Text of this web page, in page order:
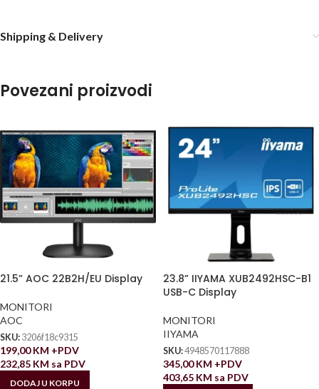
Shipping & Delivery
Povezani proizvodi
21.5” AOC 22B2H/EU Display
MONITORI
AOC
SKU: 3206f18c9315
199,00KM +PDV
232,85 KM sa PDV
DODAJ U KORPU
23.8” IIYAMA XUB2492HSC-B1
USB-C Display
MONITORI
IIYAMA
SKU:4948570117888
345,00KM +PDV
403,65 KM sa PDV